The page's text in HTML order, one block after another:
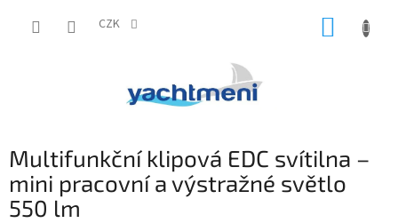
CZK
Multifunkční klipová EDC svítilna –
mini pracovní a výstražné světlo
550 lm